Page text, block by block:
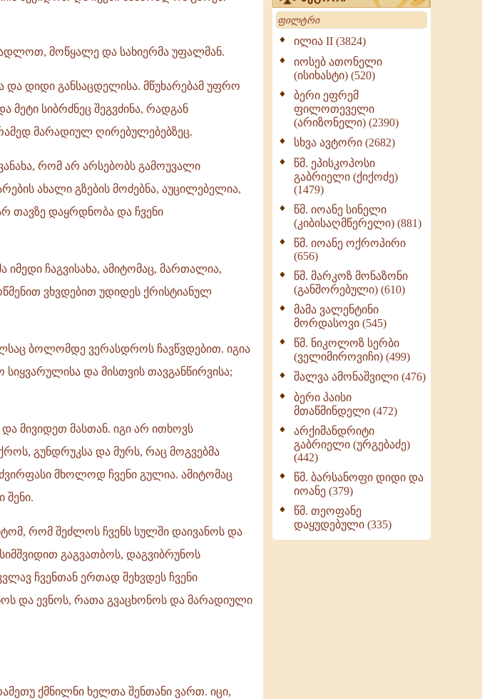
მოწყალე და სახიერმა უფალმან.
და დიდი განსაცდელისა. მწუხარებამ უფრო
სიბრძნეც შეგვძინა, რადგან
მარადიულ ღირებულებებზეც.
რომ არ არსებობს გამოუვალი
ახალი გზების მოძებნა, აუცილებელია,
თავზე დაყრდნობა და ჩვენი
იმედი ჩაგვისახა, ამიტომაც, მართალია,
ვხვდებით უდიდეს ქრისტიანულ
ბოლომდე ვერასდროს ჩავწვდებით. იგია
და მისთვის თავგანწირვისა;
მივიდეთ მასთან. იგი არ ითხოვს
გუნდრუკსა და მურს, რაც მოგვებმა
მხოლოდ ჩვენი გულია. ამიტომაც
რომ შეძლოს ჩვენს სულში დაივანოს და
გაგვათბოს, დაგვიბრუნოს
ჩვენთან ერთად შეხვდეს ჩვენი
და ევნოს, რათა გვაცხონოს და მარადიული
ქმნილნი ხელთა შენთანი ვართ. იცი,
(ნაწილი III) (723)
მოძღვრის ძალზე
სასარგებლო რჩევები
მრევლისათვის (545)
Wisdomge (514)
ქადაგებანი გაბრიელ
ეპისკოპოსისა - II ტომი
(370)
სულიერი ცხოვრების
სახელმძღვანელო -
ნაწილი II (369)
ღმერთი და ადამიანები
(287)
ბერის დიადემა (278)
მონაზვნური
გამოცდილების
ოთხი ასეული თავი
სიყვარულის შესახებ
(259)
Search
ილია II (3824)
იოსებ ათონელი
(ისიხასტი) (520)
ბერი ეფრემ
ფილოთეველი
(არიზონელი) (2390)
სხვა ავტორი (2682)
წმ. ეპისკოპოსი
გაბრიელი (ქიქოძე)
(1479)
წმ. იოანე სინელი
(კიბისაღმწერელი) (881)
წმ. იოანე ოქროპირი
(656)
წმ. მარკოზ მონაზონი
(განშორებული) (610)
მამა ვალენტინი
მორდასოვი (545)
წმ. ნიკოლოზ სერბი
(ველიმიროვიჩი) (499)
შალვა ამონაშვილი (476)
ბერი პაისი
მთაწმინდელი (472)
არქიმანდრიტი
გაბრიელი (ურგებაძე)
(442)
წმ. ბარსანოფი დიდი და
იოანე (379)
წმ. თეოფანე
დაყუდებული (335)